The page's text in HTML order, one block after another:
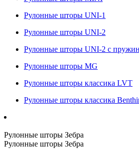
Рулонные шторы UNI-1
Рулонные шторы UNI-2
Рулонные шторы UNI-2 с
Рулонные шторы MG
Рулонные шторы классика LVT
Рулонные шторы классика
Рулонные шторы Зебра
Рулонные шторы Зебра